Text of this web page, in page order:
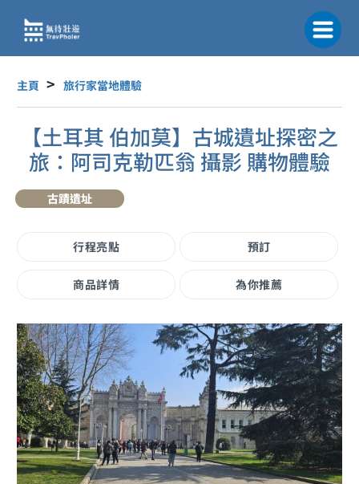
要
主頁 旅行家當地體驗
【土耳其 伯加莫】古城遺址探密之
旅：阿司克勒匹翁 攝影 購物體驗
古蹟遺址
行程亮點 預訂
商品詳情 為你推薦